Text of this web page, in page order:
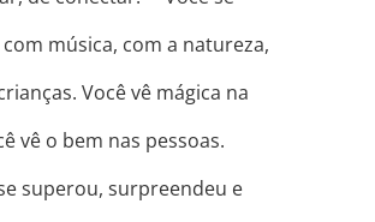
música, com a natureza,
Você vê mágica na
vê o bem nas pessoas. ⠀
superou, surpreendeu e